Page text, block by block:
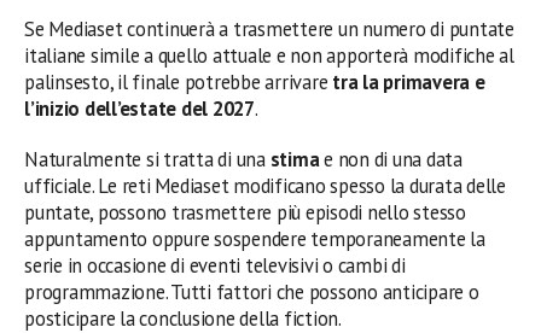
Se Mediaset continuerà a trasmettere un numero di puntate
italiane simile a quello attuale e non apporterà modifiche al
palinsesto, il finale potrebbe arrivare tra la primavera e
l’inizio dell’estate del 2027.
Naturalmente si tratta di una stimae non di una data
ufficiale. Le reti Mediaset modificano spesso la durata delle
puntate, possono trasmettere più episodi nello stesso
appuntamento oppure sospendere temporaneamente la
serie in occasione di eventi televisivi o cambi di
programmazione. Tutti fattori che possono anticipare o
posticipare la conclusione della fiction.